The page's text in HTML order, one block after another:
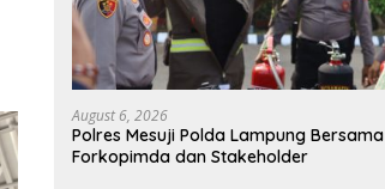
August 6, 2026
Polres Mesuji Polda Lampung Bersama
Forkopimda dan Stakeholder